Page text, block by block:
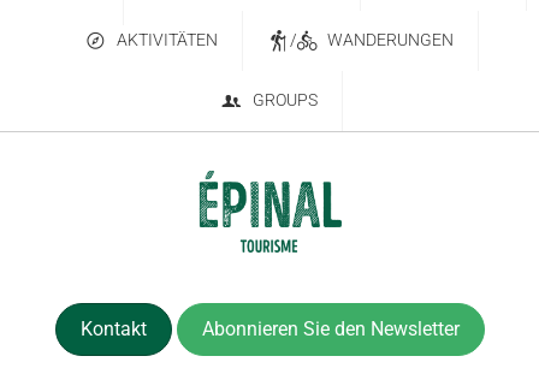
AKTIVITÄTEN / WANDERUNGEN
GROUPS
Kontakt Abonnieren Sie den Newsletter